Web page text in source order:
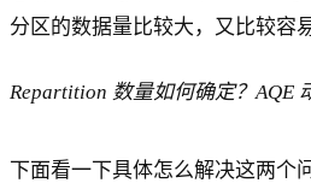
分区的数据量比较大，又比较容
Repartition 数量如何确定？AQE
下面看一下具体怎么解决这两个